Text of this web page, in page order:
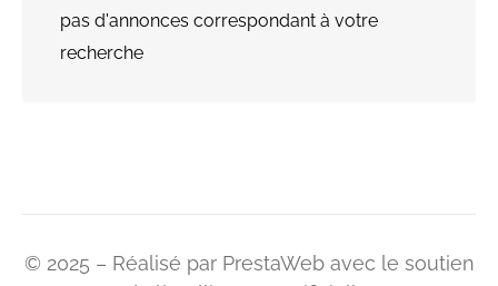
pas d'annonces correspondant à votre
recherche
© 2025 – Réalisé par PrestaWeb avec le soutien